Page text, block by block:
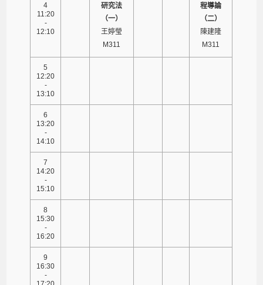
4
11:20
-
12:10
研究法
（一）
王婷瑩
M311
程導論
（二）
陳建隆
M311
5
12:20
-
13:10
6
13:20
-
14:10
7
14:20
-
15:10
8
15:30
-
16:20
9
16:30
-